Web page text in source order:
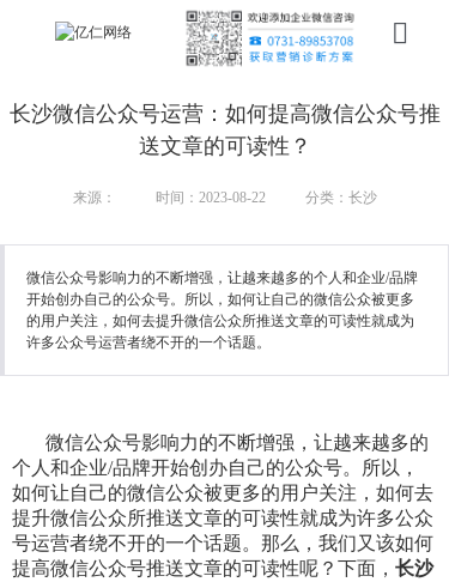
产品
服务
行业
我们
长沙微信公众号运营：如何提高微信公众号推
送文章的可读性？
来源： 时间：2023-08-22 分类：长沙
微信公众号影响力的不断增强，让越来越多的个人和企业/品牌
开始创办自己的公众号。所以，如何让自己的微信公众被更多
的用户关注，如何去提升微信公众所推送文章的可读性就成为
许多公众号运营者绕不开的一个话题。
微信公众号影响力的不断增强，让越来越多的
个人和企业/品牌开始创办自己的公众号。所以，
如何让自己的微信公众被更多的用户关注，如何去
提升微信公众所推送文章的可读性就成为许多公众
号运营者绕不开的一个话题。那么，我们又该如何
提高微信公众号推送文章的可读性呢？下面， 长沙